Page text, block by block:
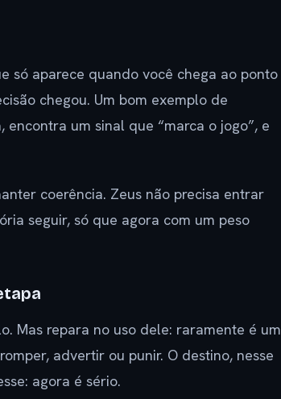
só aparece quando você chega ao ponto
chegou. Um bom exemplo de
um sinal que “marca o jogo”, e
coerência. Zeus não precisa entrar
seguir, só que agora com um peso
Mas repara no uso dele: raramente é um
advertir ou punir. O destino, nesse
agora é sério.